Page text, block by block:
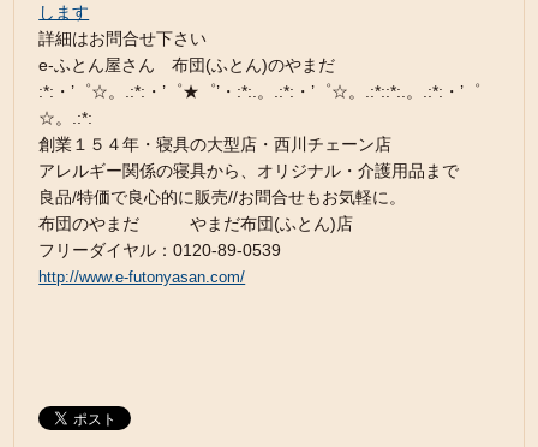
します
詳細はお問合せ下さい
e-ふとん屋さん 布団(ふとん)のやまだ
:*:・’゜☆。.:*:・’゜★゜’・:*:.。.:*:・’゜☆。.:*::*:.。.:*:・’゜
☆。.:*:
創業１５４年・寝具の大型店・西川チェーン店
アレルギー関係の寝具から、オリジナル・介護用品まで
良品/特価で良心的に販売//お問合せもお気軽に。
布団のやまだ やまだ布団(ふとん)店
フリーダイヤル：0120-89-0539
http://www.e-futonyasan.com/